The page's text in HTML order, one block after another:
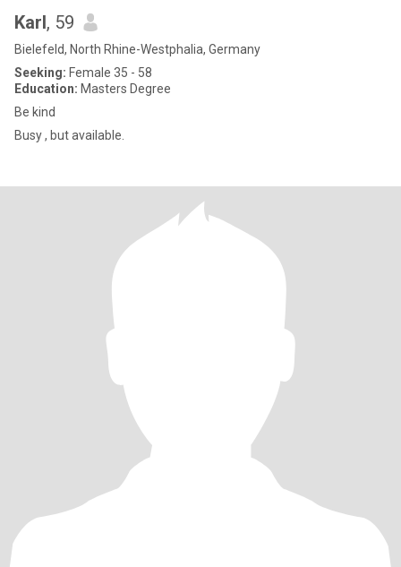
Karl, 59
Bielefeld, North Rhine-Westphalia, Germany
Seeking: Female 35 - 58
Education: Masters Degree
Be kind
Busy , but available.